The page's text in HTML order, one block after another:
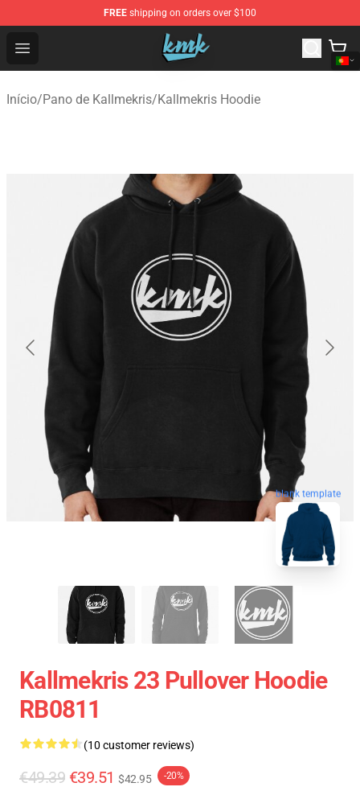
FREE shipping on orders over $100
Open menu
KallMeKris Store - Official KallMeKris Merchandise Shop
Início/Pano de Kallmekris/Kallmekris Hoodie
blank template
Kallmekris 23 Pullover Hoodie
RB0811
(10 customer reviews)
€49.39 €39.51 $42.95 -20%